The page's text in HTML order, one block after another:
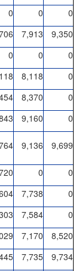
0 0 0
7,913 9,350
0 0 0
8,118 0
8,370 0
9,160 0
9,136 9,699
0 0
7,738 0
7,584 0
7,170 8,520
7,735 9,734